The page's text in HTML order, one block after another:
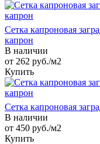
Сетка капроновая
капрон
В наличии
от 262 руб./м2
Купить
Сетка капроновая
В наличии
от 450 руб./м2
Купить